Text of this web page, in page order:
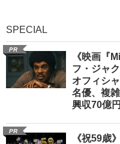
SPECIAL
PR
《映画『
フ・ジャ
オフィシ
名優、複
興収70億
PR
《祝59歳